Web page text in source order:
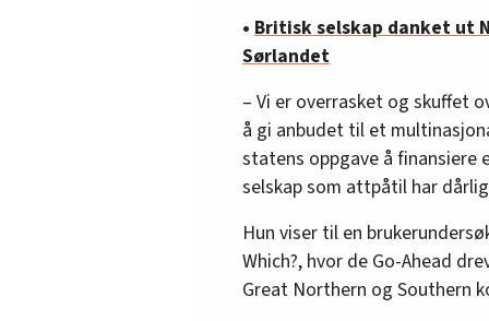
• Britisk selskap danket ut
Sørlandet
– Vi er overrasket og skuffet
å gi anbudet til et
statens oppgave å finansiere
selskap som attpåtil har
Hun viser til en
Which?, hvor de Go-Ahead
Great Northern og Southern